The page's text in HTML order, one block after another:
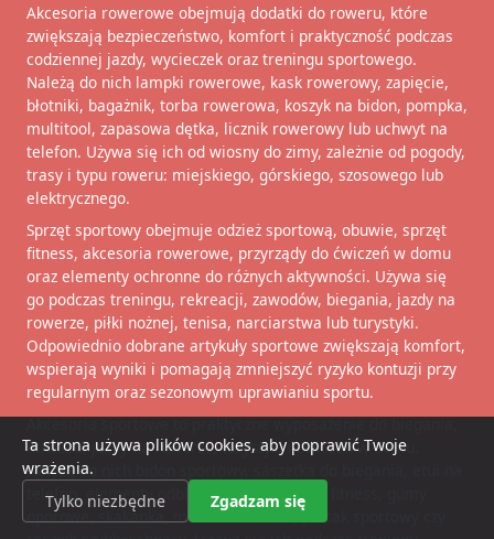
Akcesoria rowerowe obejmują dodatki do roweru, które
zwiększają bezpieczeństwo, komfort i praktyczność podczas
codziennej jazdy, wycieczek oraz treningu sportowego.
Należą do nich lampki rowerowe, kask rowerowy, zapięcie,
błotniki, bagażnik, torba rowerowa, koszyk na bidon, pompka,
multitool, zapasowa dętka, licznik rowerowy lub uchwyt na
telefon. Używa się ich od wiosny do zimy, zależnie od pogody,
trasy i typu roweru: miejskiego, górskiego, szosowego lub
elektrycznego.
Sprzęt sportowy obejmuje odzież sportową, obuwie, sprzęt
fitness, akcesoria rowerowe, przyrządy do ćwiczeń w domu
oraz elementy ochronne do różnych aktywności. Używa się
go podczas treningu, rekreacji, zawodów, biegania, jazdy na
rowerze, piłki nożnej, tenisa, narciarstwa lub turystyki.
Odpowiednio dobrane artykuły sportowe zwiększają komfort,
wspierają wyniki i pomagają zmniejszyć ryzyko kontuzji przy
regularnym oraz sezonowym uprawianiu sportu.
Akcesoria sportowe to praktyczne wyposażenie do biegania,
fitnessu, jazdy na rowerze, turystyki i ćwiczeń w domu.
Należą do nich bidon sportowy, saszetka do biegania, etui na
telefon, elementy odblaskowe, rękawiczki fitness, gumy
oporowe, skakanka, mata do ćwiczeń, plecak sportowy czy
Ta strona używa plików cookies, aby poprawić Twoje
wrażenia.
Tylko niezbędne
Zgadzam się